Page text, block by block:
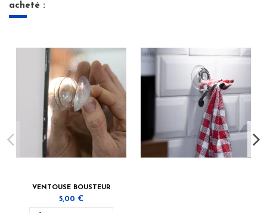
acheté :
VENTOUSE BOUSTEUR
5,00 €